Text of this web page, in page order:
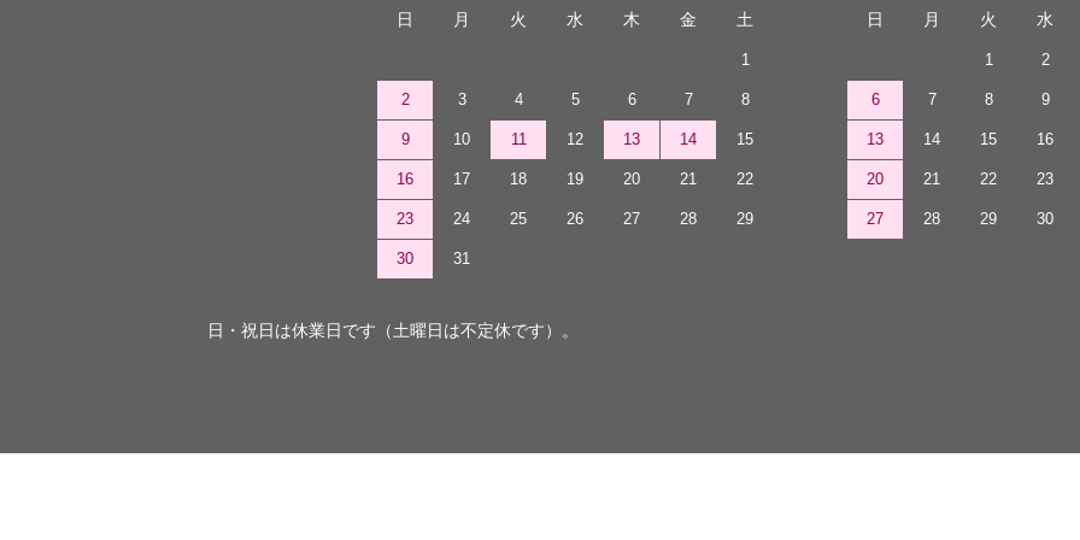
日 月 火 水 木 金 土
1
2 3 4 5 6 7 8
9 10 11 12 13 14 15
16 17 18 19 20 21 22
23 24 25 26 27 28 29
30 31
日 月 火 水
1 2
6 7 8 9
13 14 15 16
20 21 22 23
27 28 29 30
日・祝日は休業日です（土曜日は不定休です）。